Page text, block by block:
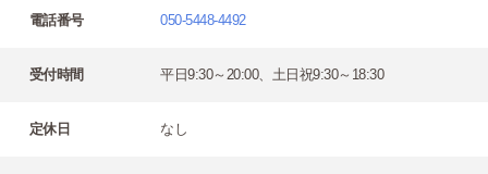
電話番号 050-5448-4492
受付時間 平日9:30～20:00、土日祝9:30～18:30
定休日 なし